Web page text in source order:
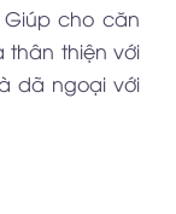
cho căn
thân thiện với
dã ngoại với